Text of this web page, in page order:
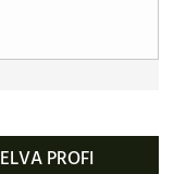
ELVA PROFI